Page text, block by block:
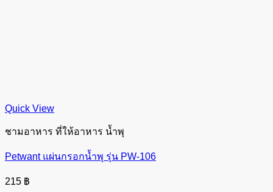
Quick View
ชามอาหาร ที่ให้อาหาร น้ำพุ
Petwant แผ่นกรอกน้ำพุ รุ่น PW-106
215 ฿